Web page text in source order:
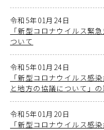
令和5年01月24日
「新型コロナウイルス緊
ついて
令和5年01月24日
「新型コロナウイルス感
と地方の協議について」
令和5年01月20日
「新型コロナウイルス感